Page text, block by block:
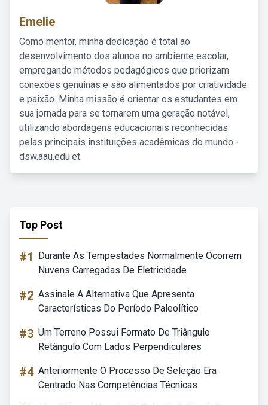
Emelie
Como mentor, minha dedicação é total ao
desenvolvimento dos alunos no ambiente escolar,
empregando métodos pedagógicos que priorizam
conexões genuínas e são alimentados por criatividade
e paixão. Minha missão é orientar os estudantes em
sua jornada para se tornarem uma geração notável,
utilizando abordagens educacionais reconhecidas
pelas principais instituições acadêmicas do mundo -
dsw.aau.edu.et.
Top Post
#1
Durante As Tempestades Normalmente Ocorrem
Nuvens Carregadas De Eletricidade
#2 Assinale A Alternativa Que Apresenta
Características Do Período Paleolítico
#3 Um Terreno Possui Formato De Triângulo
Retângulo Com Lados Perpendiculares
#4 Anteriormente O Processo De Seleção Era
Centrado Nas Competências Técnicas